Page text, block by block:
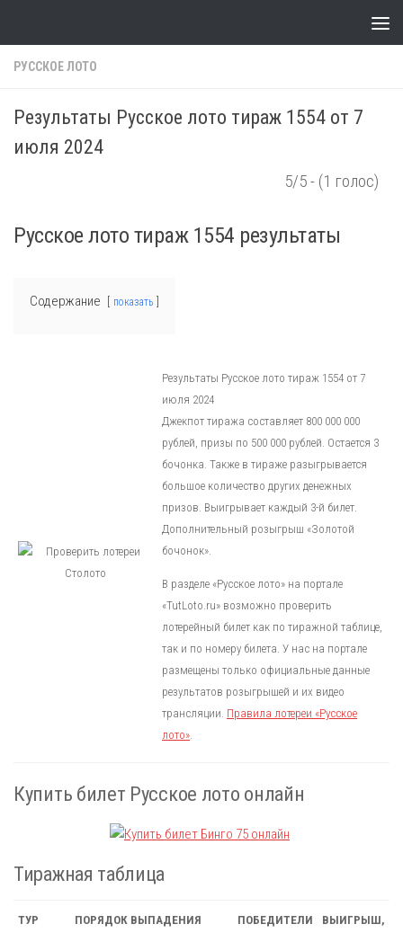
РУССКОЕ ЛОТО
Результаты Русское лото тираж 1554 от 7
июля 2024
5/5 - (1 голос)
Русское лото тираж 1554 результаты
Содержание показать
Результаты Русское лото тираж 1554 от 7
июля 2024
Джекпот тиража составляет 800 000 000
рублей, призы по 500 000 рублей. Остается 3
бочонка. Также в тираже разыгрывается
большое количество других денежных
призов. Выигрывает каждый 3-й билет.
Дополнительный розыгрыш «Золотой
бочонок».
В разделе «Русское лото» на портале
«TutLoto.ru» возможно проверить
лотерейный билет как по тиражной таблице,
так и по номеру билета. У нас на портале
размещены только официальные данные
результатов розыгрышей и их видео
трансляции. Правила лотереи «Русское
лото».
Купить билет Русское лото онлайн
Тиражная таблица
ТУР
ПОРЯДОК ВЫПАДЕНИЯ
ПОБЕДИТЕЛИ
ВЫИГРЫШ,